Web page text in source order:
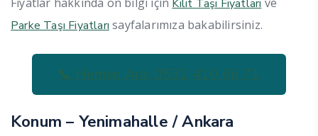
Kilit Taşı Fiyatları
Parke Taşı Fiyatları sayfalarımıza bakabilirsiniz.
📞 Hemen Ara: 0532 410 66 71
Konum – Yenimahalle / Ankara